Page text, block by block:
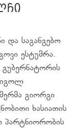
და საგანგებო
ესტუმრა.
გიორგი
ხასიათის
პარტნიორობის